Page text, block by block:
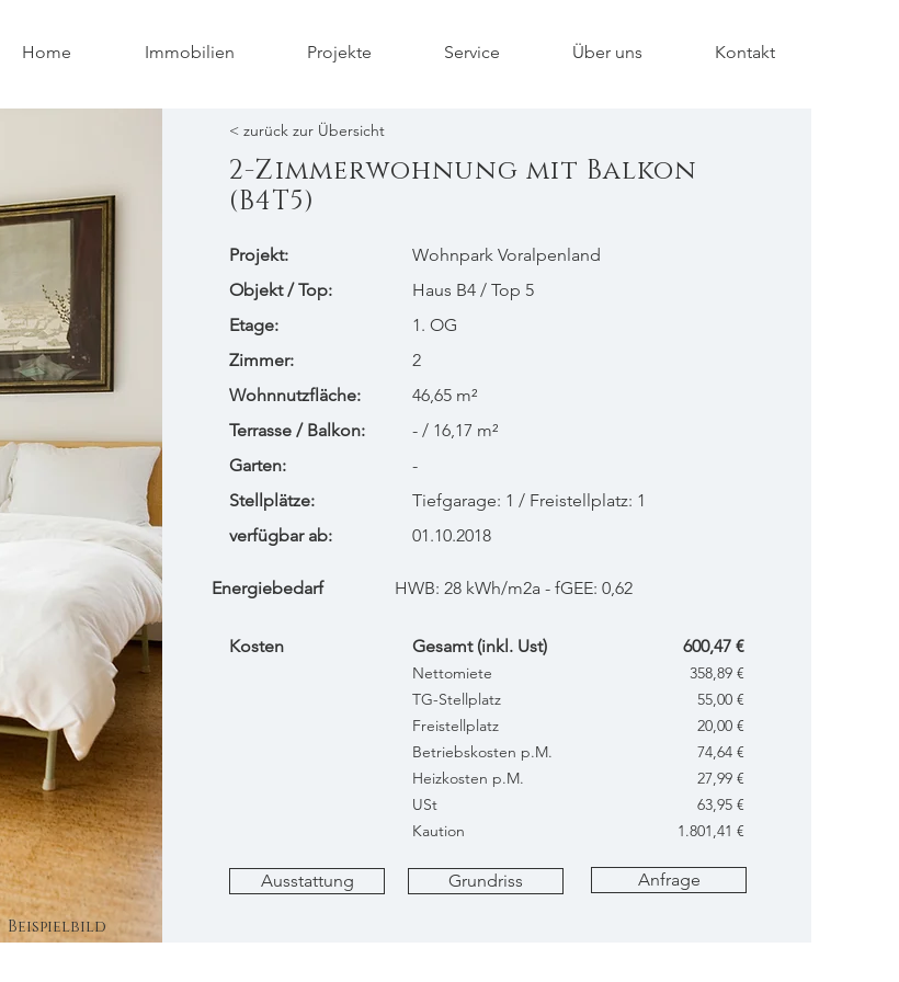
Home Immobilien Projekte Service Über uns Kontakt
Beispielbild
2-Zimmerwohnung mit Balkon
(B4T5)
< zurück zur Übersicht
Projekt:
​Objekt / Top:
Etage:
Zimmer:
Wohnnutzfläche:
Terrasse / Balkon:
Garten:
Stellplätze:
verfügbar ab:
Wohnpark Voralpenland
Haus B4 / Top 5
1. OG
2
46,65 m²
- / 16,17 m²
-
Tiefgarage: 1 / Freistellplatz: 1
01.10.2018
Kosten Gesamt (inkl. Ust)
Nettomiete
TG-Stellplatz
Freistellplatz
Betriebskosten p.M.
Heizkosten p.M.
USt
Kaution
600,47 €
358,89 €
55,00 €
20,00 €
74,64 €
27,99 €
63,95 €
1.801,41 €
Ausstattung Anfrage
Grundriss
Energiebedarf HWB: 28 kWh/m2a - fGEE: 0,62